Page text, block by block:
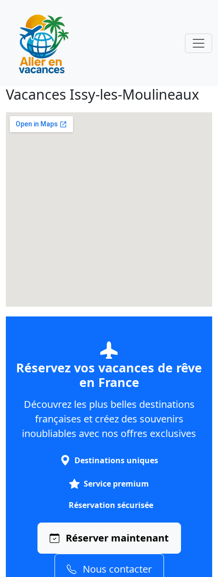
Vacances Issy-les-Moulineaux
Réservez vos vacances de rêve
en France
Découvrez les plus belles destinations
françaises et créez des souvenirs
inoubliables avec nos offres exclusives
Destinations uniques
Service premium
Réservation sécurisée
Réserver maintenant
Nous contacter